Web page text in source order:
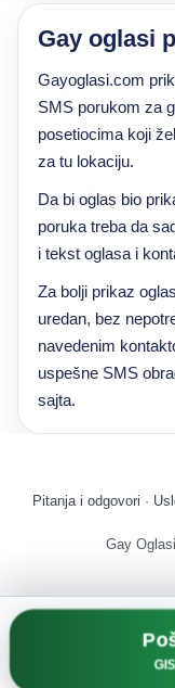
Gay oglasi
Gayoglasi.com
SMS porukom za
posetiocima koji
za tu lokaciju.
Da bi oglas bio
poruka treba da
i tekst oglasa i
Za bolji prikaz
uredan, bez
navedenim
uspešne SMS
sajta.
Pitanja i odgovori ·
Gay